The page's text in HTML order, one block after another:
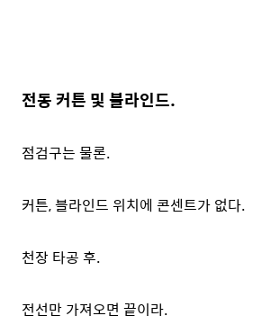
전동 커튼 및 블라인드.
점검구는 물론.
커튼, 블라인드 위치에 콘센트가 없다.
천장 타공 후.
전선만 가져오면 끝이라.